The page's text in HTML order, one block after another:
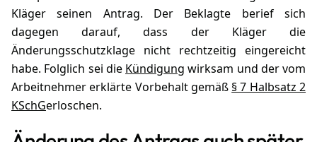
Kläger seinen Antrag. Der Beklagte berief sich
dagegen darauf, dass der Kläger die
Änderungsschutzklage nicht rechtzeitig eingereicht
habe. Folglich sei die Kündigung wirksam und der vom
Arbeitnehmer erklärte Vorbehalt gemäß § 7 Halbsatz 2
KSchGerloschen.